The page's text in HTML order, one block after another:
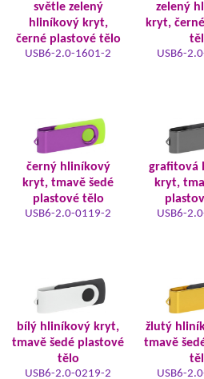
světle zelený
hliníkový kryt,
černé plastové tělo
USB6-2.0-1601-2
zelený
kryt,
USB6-
černý hliníkový
kryt, tmavě šedé
plastové tělo
USB6-2.0-0119-2
grafitová
kryt,
USB6-
bílý hliníkový kryt,
tmavě šedé plastové
tělo
USB6-2.0-0219-2
žlutý
tmavě
USB6-